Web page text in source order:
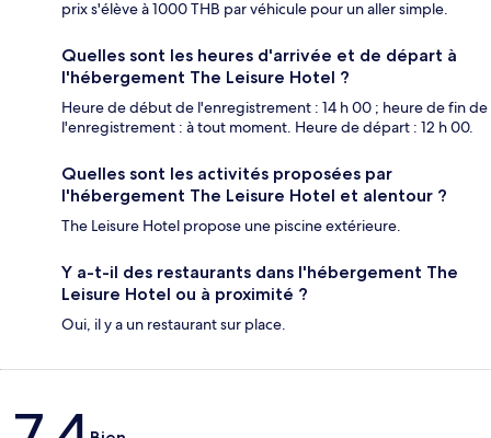
prix s'élève à 1000 THB par véhicule pour un aller simple.
Quelles sont les heures d'arrivée et de départ à
l'hébergement The Leisure Hotel ?
Heure de début de l'enregistrement : 14 h 00 ; heure de fin de
l'enregistrement : à tout moment. Heure de départ : 12 h 00.
Quelles sont les activités proposées par
l'hébergement The Leisure Hotel et alentour ?
The Leisure Hotel propose une piscine extérieure.
Y a-t-il des restaurants dans l'hébergement The
Leisure Hotel ou à proximité ?
Oui, il y a un restaurant sur place.
Avis